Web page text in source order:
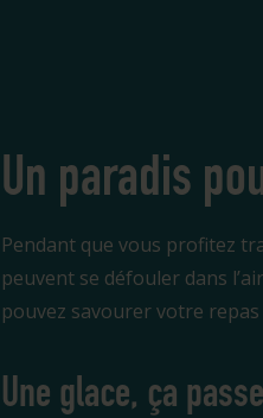
Un paradis
Pendant que vous profitez
peuvent se défouler dans
pouvez savourer votre
Une glace, ça